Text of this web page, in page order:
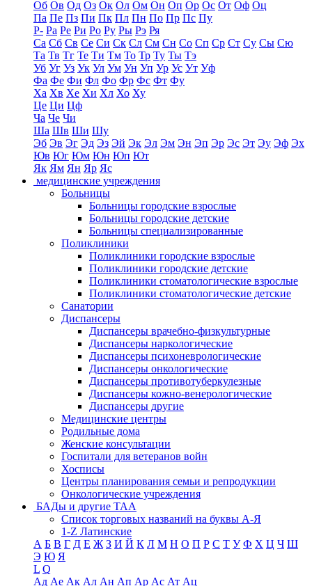
Об Ов Од Оз Ок Ол Ом Он Оп Ор Ос От Оф Оц
Па Пе Пз Пи Пк Пл Пн По Пр Пс Пу
Р- Ра Ре Ри Ро Ру Ры Рэ Ря
Са Сб Св Се Си Ск Сл См Сн Со Сп Ср Ст Су Сы Сю
Та Тв Тг Те Ти Тм То Тр Ту Ты Тэ
Уб Уг Уз Ук Ул Ум Ун Уп Ур Ус Ут Уф
Фа Фе Фи Фл Фо Фр Фс Фт Фу
Ха Хв Хе Хи Хл Хо Ху
Це Ци Цф
Ча Че Чи
Ша Шв Ши Шу
Эб Эв Эг Эд Эз Эй Эк Эл Эм Эн Эп Эр Эс Эт Эу Эф Эх
Юв Юг Юм Юн Юп Ют
Як Ям Ян Яр Яс
медицинские учреждения
Больницы
Больницы городские взрослые
Больницы городские детские
Больницы специализированные
Поликлиники
Поликлиники городские взрослые
Поликлиники городские детские
Поликлиники стоматологические взрослые
Поликлиники стоматологические детские
Санатории
Диспансеры
Диспансеры врачебно-физкультурные
Диспансеры наркологические
Диспансеры психоневрологические
Диспансеры онкологические
Диспансеры противотуберкулезные
Диспансеры кожно-венерологические
Диспансеры другие
Медицинские центры
Родильные дома
Женские консультации
Госпитали для ветеранов войн
Хосписы
Центры планирования семьи и репродукции
Онкологические учреждения
БАДы и другие ТАА
Список торговых названий на буквы А-Я
1-Z Латинские
А Б В Г Д Е Ж З И Й К Л М Н О П Р С Т У Ф Х Ц Ч Ш
Э Ю Я
L Q
Ад Ае Ак Ал Ан Ап Ар Ас Ат Ац